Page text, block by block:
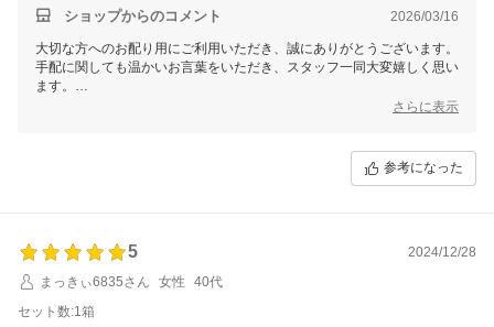
ショップからのコメント 2026/03/16
大切な方へのお配り用にご利用いただき、誠にありがとうございます。
手配に関しても温かいお言葉をいただき、スタッフ一同大変嬉しく思い
ます。
今後も安心してお買い物いただけるお店づくりに努めてまいります。
さらに表示
参考になった
5
2024/12/28
まっきぃ6835さん
女性
40代
セット数:1箱